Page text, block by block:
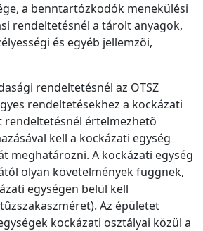
a benntartózkodók menekülési
rendeltetésnél a tárolt anyagok,
és egyéb jellemzõi,
rendeltetésnél az OTSZ
rendeltetésekhez a kockázati
rendeltetésnél értelmezhetõ
kell a kockázati egység
meghatározni. A kockázati egység
olyan követelmények függnek,
egységen belül kell
Az épületet
kockázati osztályai közül a